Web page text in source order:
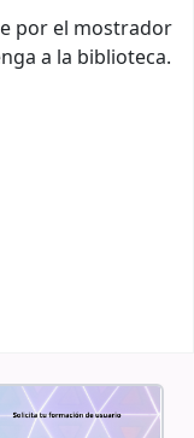
por el mostrador
a la biblioteca.